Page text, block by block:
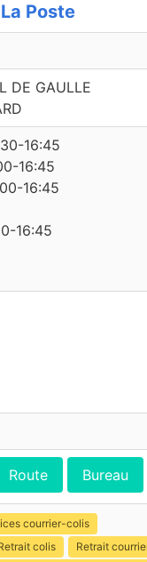
Poste
DE GAULLE
16:45
16:45
16:45
16:45
Route Bureau
courrier-colis
colis
Retrait